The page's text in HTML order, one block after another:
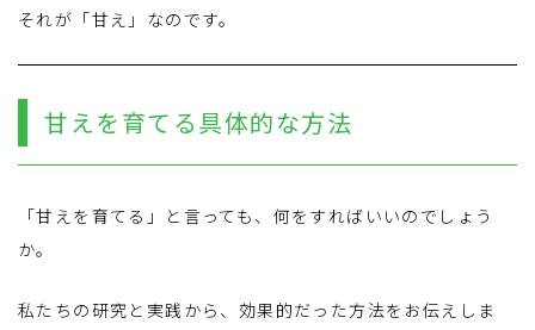
それが「甘え」なのです。
甘えを育てる具体的な方法
「甘えを育てる」と言っても、何をすればいいのでしょう
か。
私たちの研究と実践から、効果的だった方法をお伝えしま